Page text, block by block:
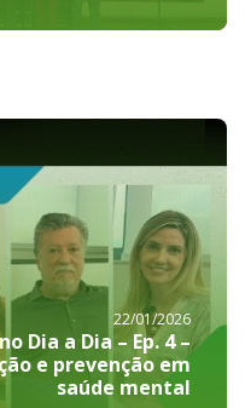
22/01/2026
Dia a Dia – Ep. 4 –
e prevenção em
saúde mental